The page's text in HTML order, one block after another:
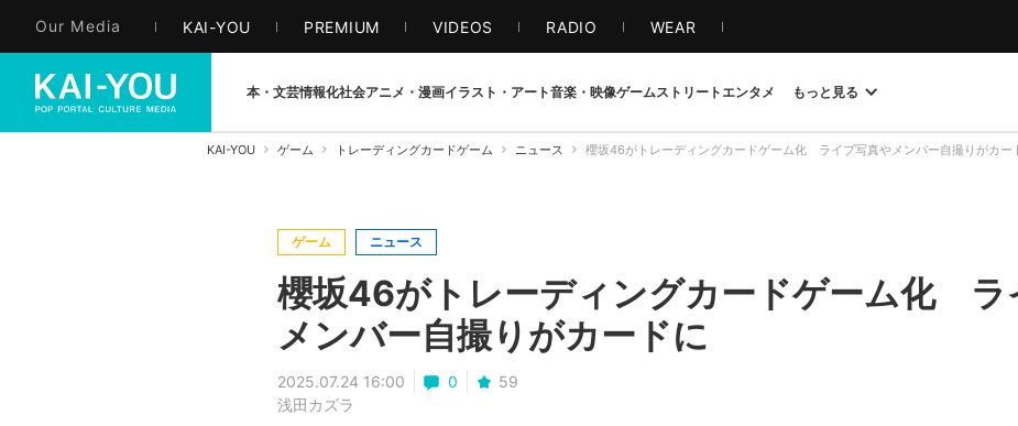
Our Media KAI-YOU PREMIUM VIDEOS RADIO WEAR
本・文芸情報化社会アニメ・漫画イラスト・アート音楽・映像ゲームストリート エンタメ もっと見る
KAI-YOU ゲーム トレーディングカードゲーム ニュース 櫻坂46がトレーディングカードゲーム化 ライブ写真やメンバー自撮りがカー
ゲーム ニュース
櫻坂46がトレーディングカードゲーム化 ラ
メンバー自撮りがカードに
2025.07.24 16:00 0
59
浅田カズラ